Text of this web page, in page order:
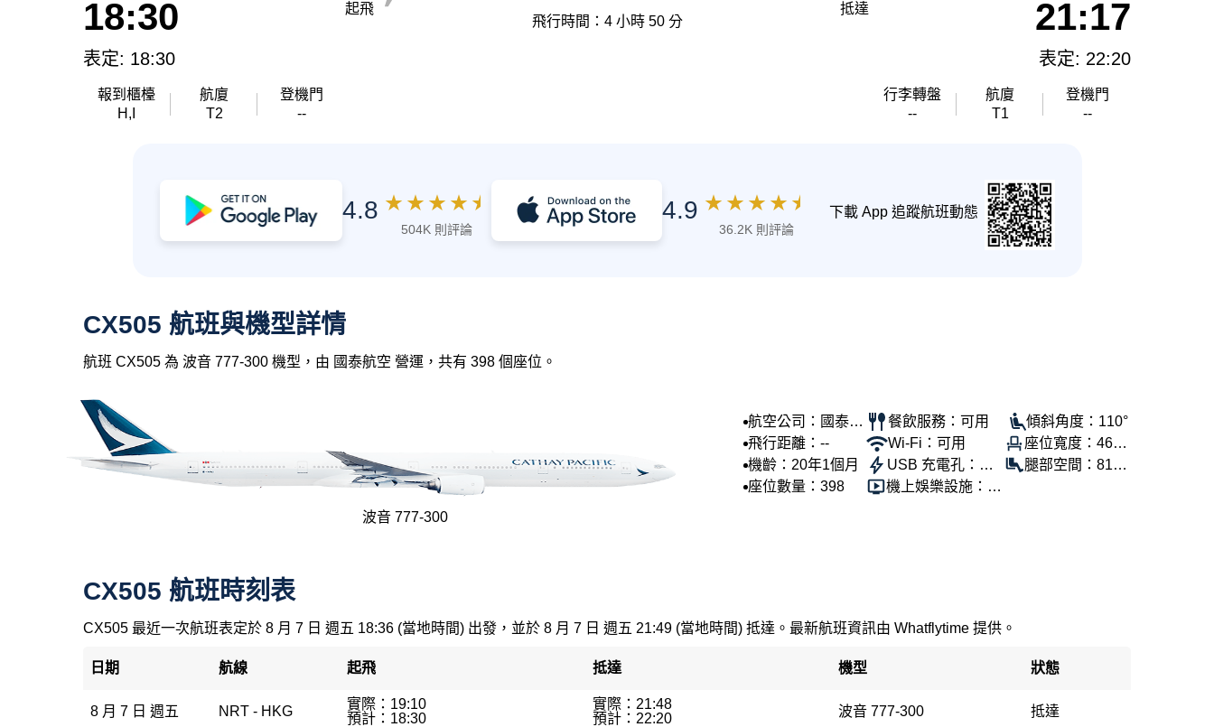
18:30
表定: 18:30
報到櫃檯
H,I
航廈
T2
登機門
--
起飛
飛行時間：4 小時 50 分
抵達 21:17
表定: 22:20
行李轉盤
--
航廈
T1
登機門
--
4.8 ★ ★ ★ ★ ★
504K 則評論
4.9 ★ ★ ★ ★ ★
36.2K 則評論
下載 App 追蹤航班動態
CX505 航班與機型詳情
航班 CX505 為 波音 777-300 機型，由 國泰航空 營運，共有 398 個座位。
波音 777-300
航空公司：國泰航
空
飛行距離：--
機齡：20年1個月
座位數量：398
餐飲服務：可用
Wi-Fi：可用
USB 充電孔：可
用
機上娛樂設施：可
傾斜角度：110°
座位寬度：46公
分
腿部空間：81公
CX505 航班時刻表
CX505 最近一次航班表定於 8 月 7 日 週五 18:36 (當地時間) 出發，並於 8 月 7 日 週五 21:49 (當地時間) 抵達。最新航班資訊由 Whatflytime 提供。
日期 航線 起飛 抵達 機型 狀態
8 月 7 日 週五 NRT - HKG
實際：19:10
預計：18:30
實際：21:48
預計：22:20
波音 777-300 抵達